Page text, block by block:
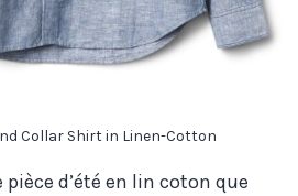
Collar Shirt in Linen-Cotton
d’été en lin coton que